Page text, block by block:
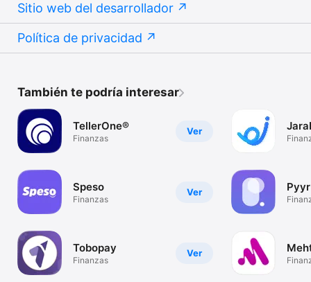
Sitio web del desarrollador
Política de privacidad
También te podría interesar
Ver
TellerOne®
Finanzas
Ver
Speso
Finanzas
Ver
Tobopay
Finanzas
Pyyr